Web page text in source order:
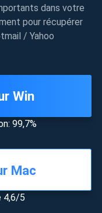
dans votre
pour récupérer
/ Yahoo
Win
99,7%
Mac
4,6/5